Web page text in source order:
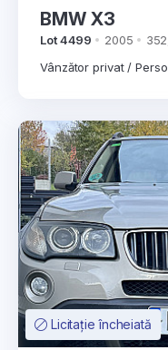
BMW X3
Lot 4499 2005
Vânzător privat /
Licitație încheiată